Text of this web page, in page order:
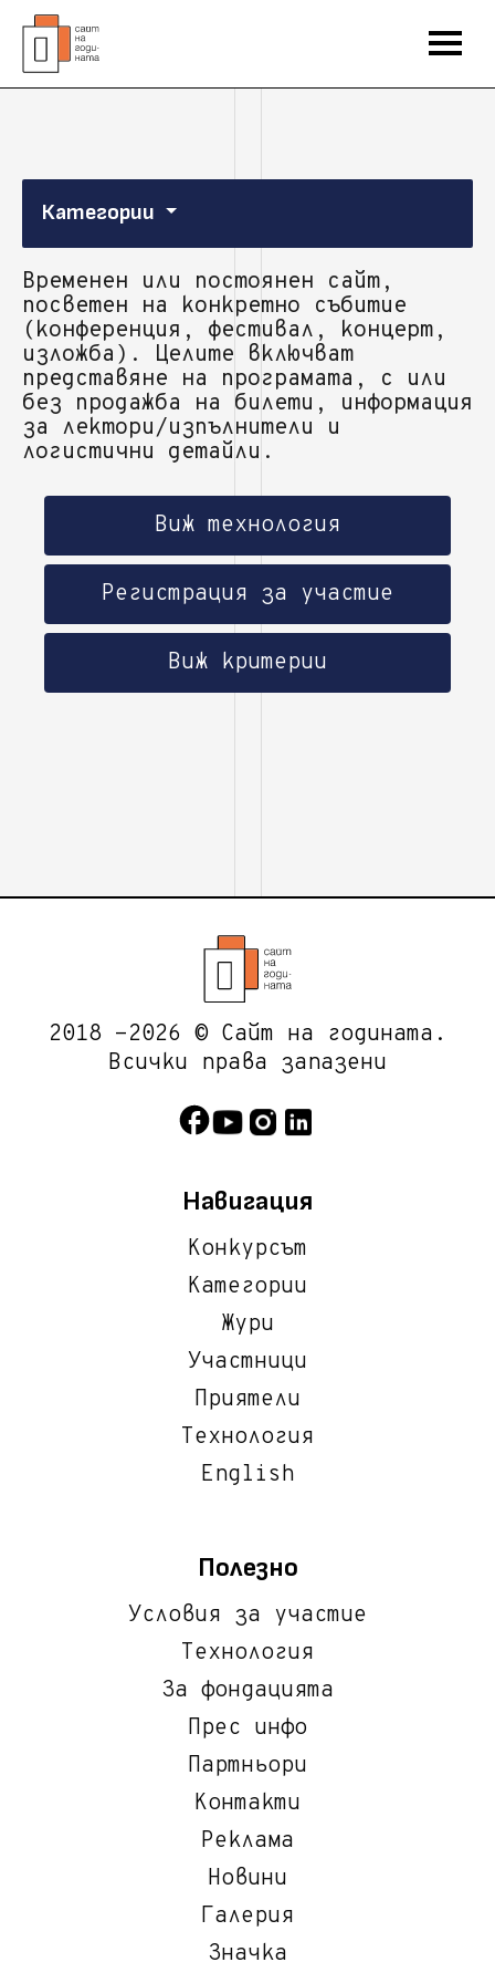
Категории
Временен или постоянен сайт,
посветен на конкретно събитие
(конференция, фестивал, концерт,
изложба). Целите включват
представяне на програмата, с или
без продажба на билети, информация
за лектори/изпълнители и
логистични детайли.
Виж технология
Регистрация за участие
Виж критерии
2018 -2026 © Сайт на годината.
Всички права запазени
Навигация
Конкурсът
Категории
Жури
Участници
Приятели
Технология
English
Полезно
Условия за участие
Технология
За фондацията
Прес инфо
Партньори
Контакти
Реклама
Новини
Галерия
Значка